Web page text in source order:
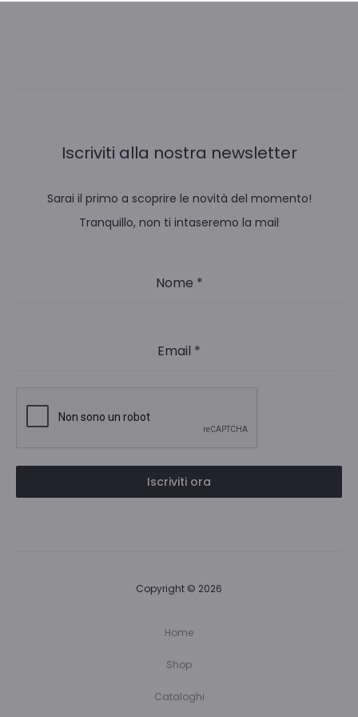
Iscriviti alla nostra newsletter
Sarai il primo a scoprire le novità del momento!
Tranquillo, non ti intaseremo la mail
Nome *
Email *
Iscriviti ora
Copyright © 2026
Home
Shop
Cataloghi